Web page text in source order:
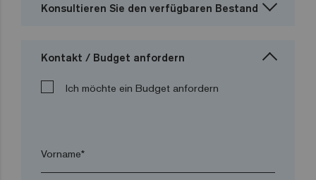
Konsultieren Sie den verfügbaren Bestand
Kontakt / Budget anfordern
Ich möchte ein Budget anfordern
Vorname*